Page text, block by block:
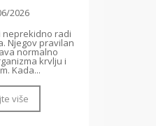
2026
neprekidno radi
Njegov pravilan
normalno
krvlju i
Kada...
više